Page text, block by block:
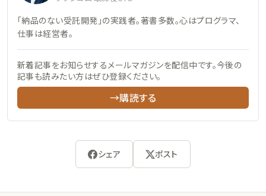
「納品のない受託開発」の実践者。著書多数。心はプログラマ、
仕事は経営者。
新着記事をお知らせするメールマガジンを配信中です。今後の
記事も読みたい方はぜひ登録ください。
→購読する
シェア ポスト